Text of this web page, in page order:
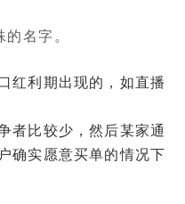
名字。
红利期出现的，如直播
者比较少，然后某家通
确实愿意买单的情况下